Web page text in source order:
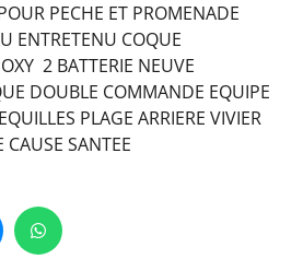
PECHE ET PROMENADE
ENTRETENU COQUE
2 BATTERIE NEUVE
DOUBLE COMMANDE EQUIPE
PLAGE ARRIERE VIVIER
CAUSE SANTEE